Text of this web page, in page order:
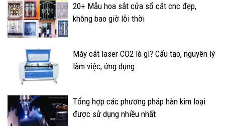
20+ Mẫu hoa sắt cửa sổ cắt cnc đẹp,
không bao giờ lỗi thời
Máy cắt laser CO2 là gì? Cấu tạo, nguyên lý
làm việc, ứng dụng
Tổng hợp các phương pháp hàn kim loại
được sử dụng nhiều nhất